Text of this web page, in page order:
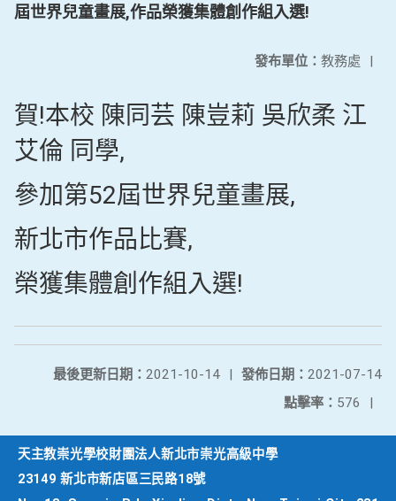
屆世界兒童畫展,作品榮獲集體創作組入選!
發布單位： 教務處 |
賀!本校 陳同芸 陳豈莉 吳欣柔 江
艾倫 同學,
參加第52屆世界兒童畫展,
新北市作品比賽,
榮獲集體創作組入選!
發佈日期： 2021-07-14
最後更新日期： 2021-10-14
|
點擊率： 576 |
天主教崇光學校財團法人新北市崇光高級中學
23149 新北市新店區三民路18號